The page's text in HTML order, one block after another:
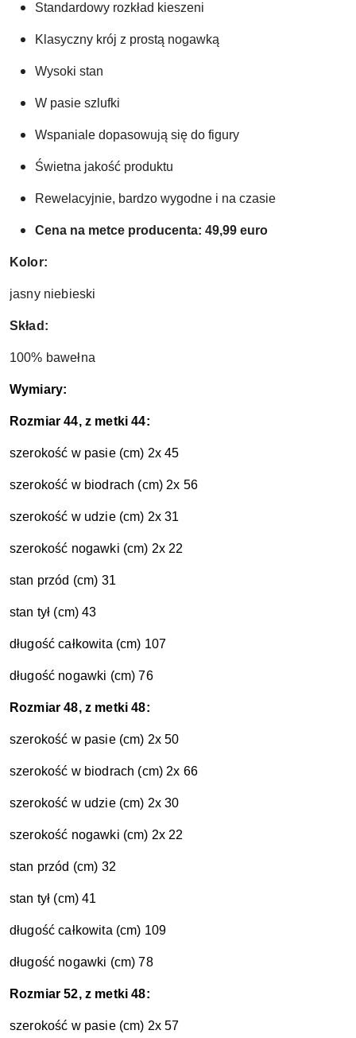
Standardowy rozkład kieszeni
Klasyczny krój z prostą nogawką
Wysoki stan
W pasie szlufki
Wspaniale dopasowują się do figury
Świetna jakość produktu
Rewelacyjnie, bardzo wygodne i na czasie
Cena na metce producenta: 49,99 euro
Kolor:
jasny niebieski
Skład:
100% bawełna
Wymiary:
Rozmiar 44, z metki 44:
szerokość w pasie (cm) 2x 45
szerokość w biodrach (cm) 2x 56
szerokość w udzie (cm) 2x 31
szerokość nogawki (cm) 2x 22
stan przód (cm) 31
stan tył (cm) 43
długość całkowita (cm) 107
długość nogawki (cm) 76
Rozmiar 48, z metki 48:
szerokość w pasie (cm) 2x 50
szerokość w biodrach (cm) 2x 66
szerokość w udzie (cm) 2x 30
szerokość nogawki (cm) 2x 22
stan przód (cm) 32
stan tył (cm) 41
długość całkowita (cm) 109
długość nogawki (cm) 78
Rozmiar 52, z metki 48:
szerokość w pasie (cm) 2x 57